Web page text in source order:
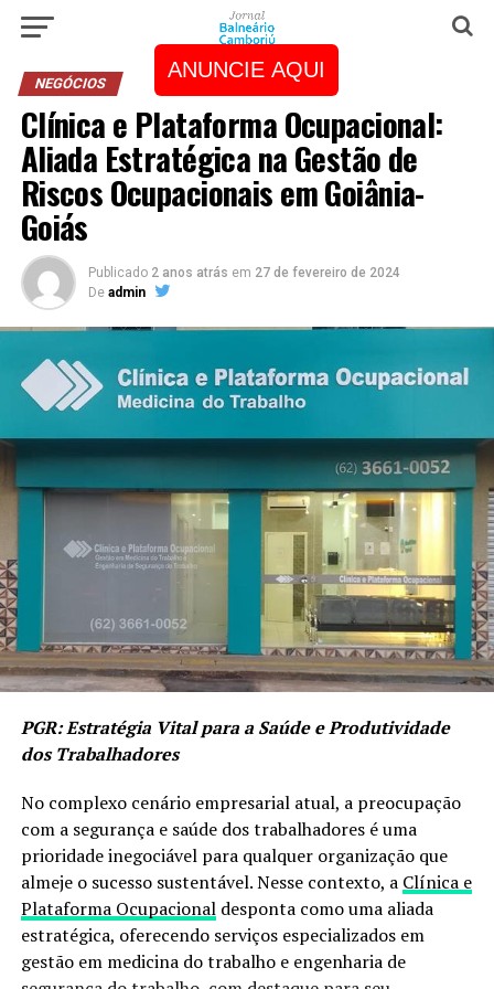
ANUNCIE AQUI
NEGÓCIOS
Clínica e Plataforma Ocupacional:
Aliada Estratégica na Gestão de
Riscos Ocupacionais em Goiânia-
Goiás
Publicado 2 anos atrás em 27 de fevereiro de 2024
De admin
PGR: Estratégia Vital para a Saúde e Produtividade
dos Trabalhadores
No complexo cenário empresarial atual, a preocupação
com a segurança e saúde dos trabalhadores é uma
prioridade inegociável para qualquer organização que
almeje o sucesso sustentável. Nesse contexto, a Clínica e
Plataforma Ocupacionaldesponta como uma aliada
estratégica, oferecendo serviços especializados em
gestão em medicina do trabalho e engenharia de